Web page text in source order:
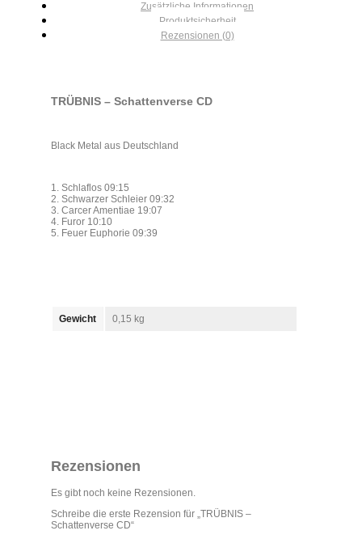
Zusätzliche Informationen
Produktsicherheit
Rezensionen (0)
TRÜBNIS – Schattenverse CD
Black Metal aus Deutschland
1. Schlaflos 09:15
2. Schwarzer Schleier 09:32
3. Carcer Amentiae 19:07
4. Furor 10:10
5. Feuer Euphorie 09:39
Gewicht 0,15 kg
Rezensionen
Es gibt noch keine Rezensionen.
Schreibe die erste Rezension für „TRÜBNIS –
Schattenverse CD“